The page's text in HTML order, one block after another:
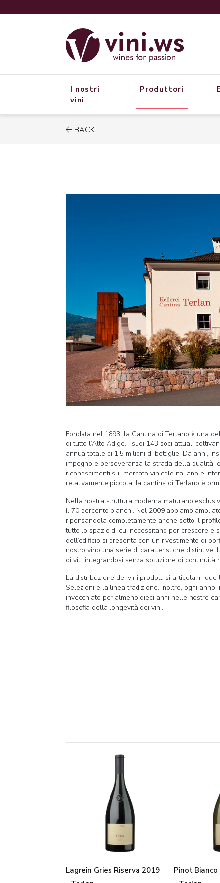
I nostri
vini
Produttori
BACK
Fondata nel 1893, la Cantina di Terlano è una
di tutto l’Alto Adige. I suoi 143 soci attuali
annua totale di 1,5 milioni di bottiglie. Da anni,
impegno e perseveranza la strada della qualità,
riconoscimenti sul mercato vinicolo italiano e
relativamente piccola, la cantina di Terlano è
Nella nostra struttura moderna maturano
il 70 percento bianchi. Nel 2009 abbiamo
ripensandola completamente anche sotto il
tutto lo spazio di cui necessitano per crescere e
dell’edificio si presenta con un rivestimento di
nostro vino una serie di caratteristiche
di viti, integrandosi senza soluzione di continuità
La distribuzione dei vini prodotti si articola in
Selezioni e la linea tradizione. Inoltre, ogni anno
invecchiato per almeno dieci anni nelle nostre
filosofia della longevità dei vini.
Lagrein Gries Riserva 2019
Pinot